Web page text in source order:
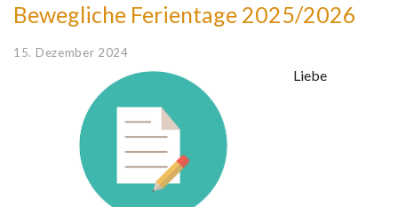
Bewegliche Ferientage 2025/2026
15. Dezember 2024
Liebe